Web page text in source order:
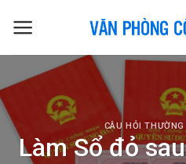
CÂU HỎI THƯỜNG
Làm Sổ đỏ